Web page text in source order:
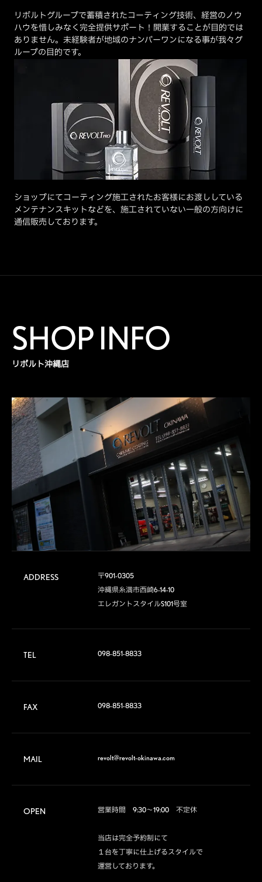
リボルトグループで蓄積されたコーティング技術、経営のノウ
ハウを惜しみなく完全提供サポート！開業することが目的では
ありません。未経験者が地域のナンバーワンになる事が我々グ
ループの目的です。
ショップにてコーティング施工されたお客様にお渡ししている
メンテナンスキットなどを、施工されていない一般の方向けに
通信販売しております。
SHOP INFO
リボルト沖縄店
ADDRESS
〒901-0305
沖縄県糸満市西崎6-14-10
エレガントスタイルS101号室
TEL 098-851-8833
FAX 098-851-8833
MAIL revolt@revolt-okinawa.com
OPEN 営業時間　9:30～19:00　不定休
当店は完全予約制にて
１台を丁寧に仕上げるスタイルで
運営しております。